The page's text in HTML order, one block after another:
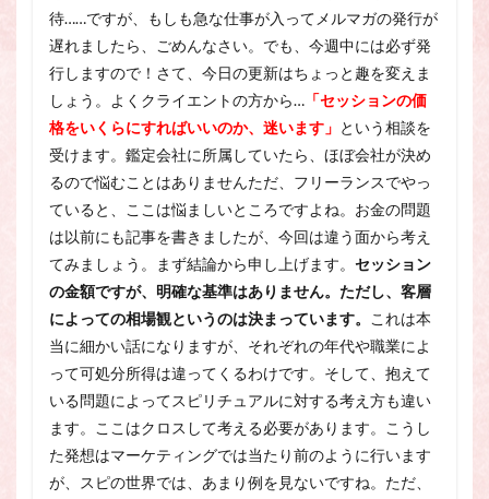
待……ですが、もしも急な仕事が入ってメルマガの発行が
遅れましたら、ごめんなさい。でも、今週中には必ず発
行しますので！さて、今日の更新はちょっと趣を変えま
しょう。よくクライエントの方から… 「セッションの価
格をいくらにすればいいのか、迷います」 という相談を
受けます。鑑定会社に所属していたら、ほぼ会社が決め
るので悩むことはありませんただ、フリーランスでやっ
ていると、ここは悩ましいところですよね。お金の問題
は以前にも記事を書きましたが、今回は違う面から考え
てみましょう。まず結論から申し上げます。 セッション
の金額ですが、明確な基準はありません。 ただし、客層
によっての相場観というのは決まっています。
これは本
当に細かい話になりますが、それぞれの年代や職業によ
って可処分所得は違ってくるわけです。そして、抱えて
いる問題によってスピリチュアルに対する考え方も違い
ます。ここはクロスして考える必要があります。こうし
た発想はマーケティングでは当たり前のように行います
が、スピの世界では、あまり例を見ないですね。ただ、
スピリチュアル・カウンセリング
スピリチュアル・セッション
スピリチュアル、スピリチュアル・カウンセラー、スピリチュ
アル・カウンセラーになりたい、スピリチュアル・カウンセリ
ング、スピリチュアル・セッション、スピリチュアル・セラピ
カウンセラー、占いカウンセリング、占いセラピー、占い師、
占い師になりたい、占い講座
占いカウンセリング
スピリチュアルカウンセラー
ヒプノセラピー
則
占いカウンセラー
願いごと
検索